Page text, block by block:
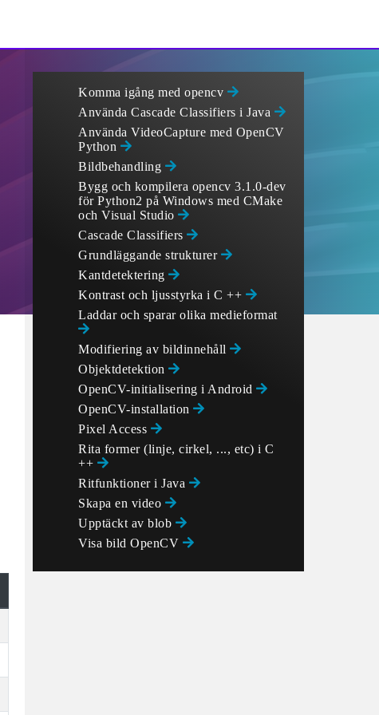
Komma igång med opencv
Använda Cascade Classifiers i Java
Använda VideoCapture med OpenCV
Python
Bildbehandling
Bygg och kompilera opencv 3.1.0-dev
för Python2 på Windows med CMake
och Visual Studio
Cascade Classifiers
Grundläggande strukturer
Kantdetektering
Kontrast och ljusstyrka i C ++
Laddar och sparar olika medieformat
Modifiering av bildinnehåll
Objektdetektion
OpenCV-initialisering i Android
OpenCV-installation
Pixel Access
Rita former (linje, cirkel, ..., etc) i C
++
Ritfunktioner i Java
Skapa en video
Upptäckt av blob
Visa bild OpenCV